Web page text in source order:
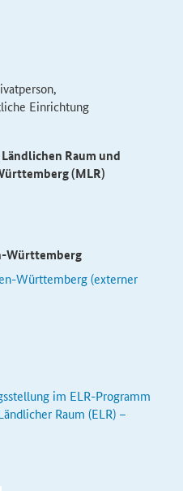
Einrichtung
Raum und
(MLR)
Württemberg
Württemberg (externer
im ELR-Programm
Raum (ELR) –